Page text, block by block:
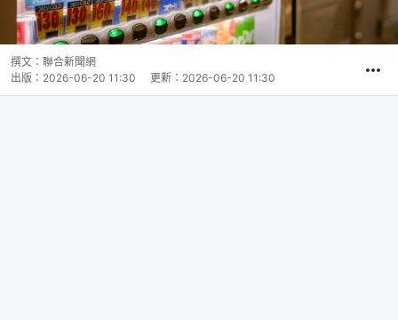
撰文： 聯合新聞網
出版： 2026-06-20 11:30 更新： 2026-06-20 11:30